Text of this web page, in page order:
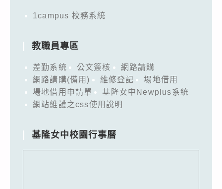
1campus 校務系統
教職員專區
差勤系統 公文簽核
網路請購
網路請購(備用)
維修登記
場地借用
場地借用申請單
基隆女中Newplus系統
網站維護之css使用說明
基隆女中校園行事曆